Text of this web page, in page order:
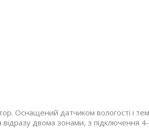
Оснащений датчиком вологості і
двома зонами, з підключення